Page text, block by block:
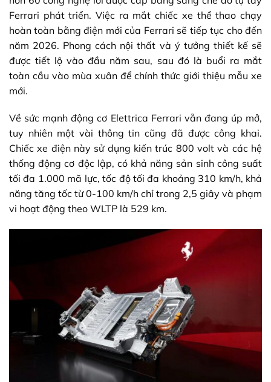
Ferrari phát triển. Việc ra mắt chiếc xe thể thao chạy
hoàn toàn bằng điện mới của Ferrari sẽ tiếp tục cho đến
năm 2026. Phong cách nội thất và ý tưởng thiết kế sẽ
được tiết lộ vào đầu năm sau, sau đó là buổi ra mắt
toàn cầu vào mùa xuân để chính thức giới thiệu mẫu xe
mới.
Về sức mạnh động cơ Elettrica Ferrari vẫn đang úp mở,
tuy nhiên một vài thông tin cũng đã được công khai.
Chiếc xe điện này sử dụng kiến ​​trúc 800 volt và các hệ
thống động cơ độc lập, có khả năng sản sinh công suất
tối đa 1.000 mã lực, tốc độ tối đa khoảng 310 km/h, khả
năng tăng tốc từ 0-100 km/h chỉ trong 2,5 giây và phạm
vi hoạt động theo WLTP là 529 km.